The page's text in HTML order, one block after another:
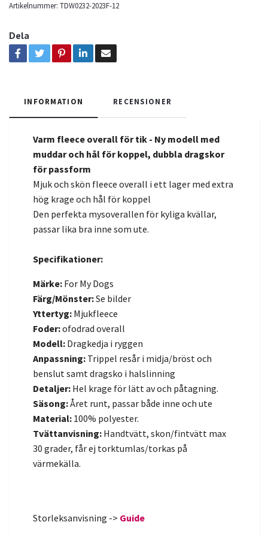
Artikelnummer: TDW0232-2023F-12
Dela
INFORMATION RECENSIONER
Varm fleece overall för tik - Ny modell med
muddar och hål för koppel, dubbla dragskor
för passform
Mjuk och skön fleece overall i ett lager med extra
hög krage och hål för koppel
Den perfekta mysoverallen för kyliga kvällar,
passar lika bra inne som ute.
Specifikationer:
Märke: For My Dogs
Färg/Mönster:Se bilder
Yttertyg: Mjukfleece
Foder:ofodrad overall
Modell: Dragkedja i ryggen
Anpassning: Trippel resår i midja/bröst och
benslut samt dragsko i halslinning
Detaljer: Hel krage för lätt av och påtagning.
Säsong:Året runt, passar både inne och ute
Material: 100% polyester.
Tvättanvisning: Handtvätt, skon/fintvätt max
30 grader, får ej torktumlas/torkas på
värmekälla.
Storleksanvisning -> Guide